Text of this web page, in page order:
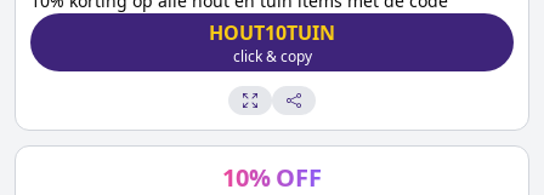
HOUT10TUIN
click & copy
10%OFF